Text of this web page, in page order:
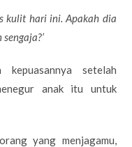
kulit hari ini. Apakah dia
setelah
anak itu untuk
yang menjagamu,